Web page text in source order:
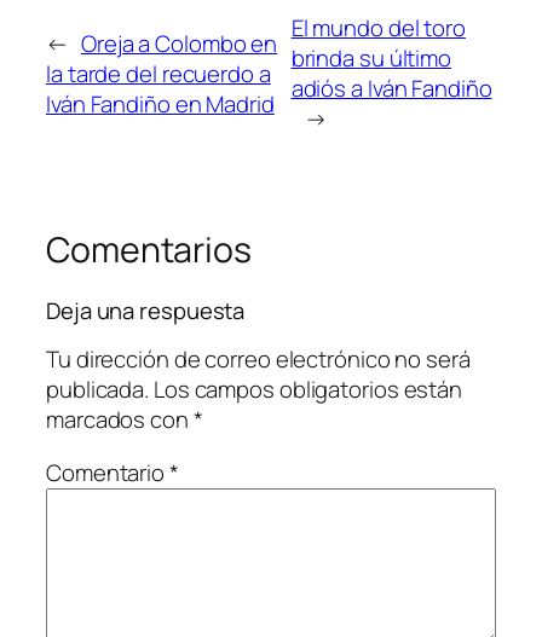
← Oreja a Colombo en
la tarde del recuerdo a
Iván Fandiño en Madrid
El mundo del toro
brinda su último
adiós a Iván Fandiño
→
Comentarios
Deja una respuesta
Tu dirección de correo electrónico no será
publicada. Los campos obligatorios están
marcados con*
Comentario*